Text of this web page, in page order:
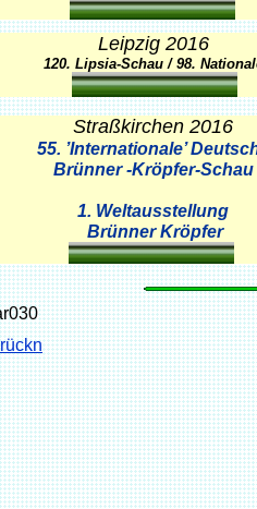
Leipzig 2016
120. Lipsia-Schau / 98.
Straßkirchen 2016
55. ’Internationale’
Brünner -Kröpfer-Schau
1. Weltausstellung
Brünner Kröpfer